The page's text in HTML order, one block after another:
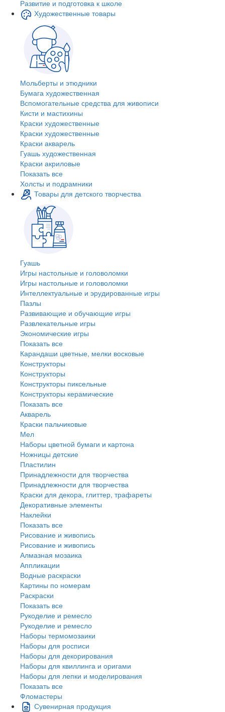
Развитие и подготовка к школе
Художественные товары
Мольберты и этюдники
Бумага художественная
Вспомогательные средства для живописи
Кисти и мастихины
Краски художественные
Краски художественные
Краски акварель
Гуашь художественная
Краски акриловые
Показать все
Холсты и подрамники
Товары для детского творчества
Гуашь
Игры настольные и головоломки
Игры настольные и головоломки
Интеллектуальные и эрудированные игры
Пазлы
Развивающие и обучающие игры
Развлекательные игры
Экономические игры
Показать все
Карандаши цветные, мелки восковые
Конструкторы
Конструкторы
Конструкторы пиксельные
Конструкторы керамические
Показать все
Акварель
Краски пальчиковые
Мел
Наборы цветной бумаги и картона
Ножницы детские
Пластилин
Принадлежности для творчества
Принадлежности для творчества
Краски для декора, глиттер, трафареты
Декоративные элементы
Наклейки
Показать все
Рисование и живопись
Рисование и живопись
Алмазная мозаика
Аппликации
Водные раскраски
Картины по номерам
Раскраски
Показать все
Рукоделие и ремесло
Рукоделие и ремесло
Наборы термомозаики
Наборы для росписи
Наборы для декорирования
Наборы для квиллинга и оригами
Наборы для лепки и моделирования
Показать все
Фломастеры
Сувенирная продукция